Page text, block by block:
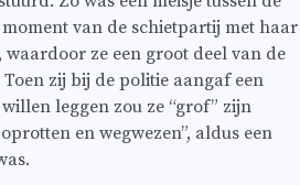
van de schietpartij met haar
ze een groot deel van de
zij bij de politie aangaf een
leggen zou ze “grof” zijn
en wegwezen”, aldus een